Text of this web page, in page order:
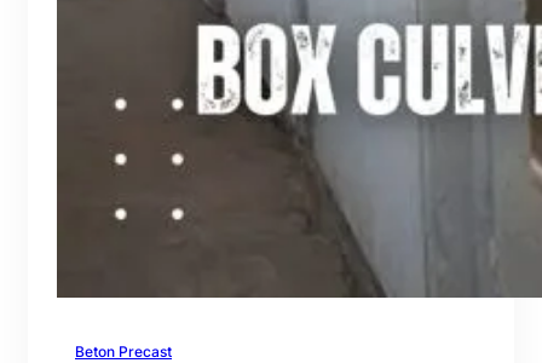
Beton Precast